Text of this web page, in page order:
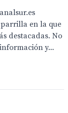
en la que
destacadas. No
y...